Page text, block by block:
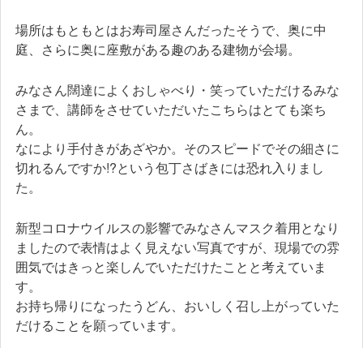
場所はもともとはお寿司屋さんだったそうで、奥に中
庭、さらに奥に座敷がある趣のある建物が会場。
みなさん闊達によくおしゃべり・笑っていただけるみな
さまで、講師をさせていただいたこちらはとても楽ち
ん。
なにより手付きがあざやか。そのスピードでその細さに
切れるんですか!?という包丁さばきには恐れ入りまし
た。
新型コロナウイルスの影響でみなさんマスク着用となり
ましたので表情はよく見えない写真ですが、現場での雰
囲気ではきっと楽しんでいただけたことと考えていま
す。
お持ち帰りになったうどん、おいしく召し上がっていた
だけることを願っています。